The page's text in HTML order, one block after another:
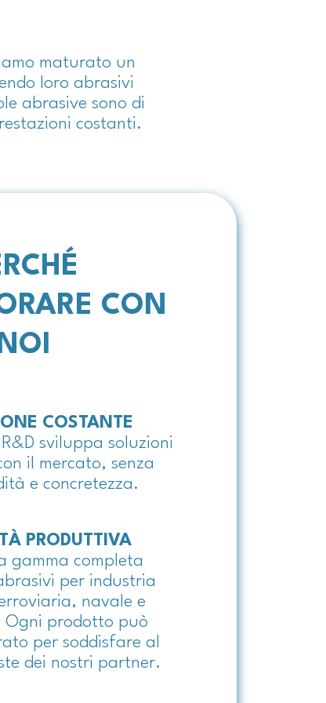
maturato un
loro abrasivi
abrasive sono di
costanti.
CON
COSTANTE
sviluppa soluzioni
il mercato, senza
e concretezza.
PRODUTTIVA
gamma completa
per industria
navale e
Ogni prodotto può
per soddisfare al
dei nostri partner.